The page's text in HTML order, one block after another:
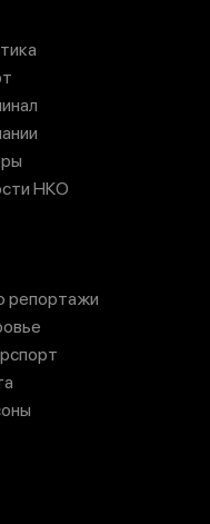
НКО
репортажи